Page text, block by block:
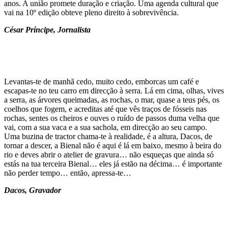
anos. A união promete duração e criação. Uma agenda cultural que
vai na 10º edição obteve pleno direito à sobrevivência.
César Príncipe, Jornalista
Levantas-te de manhã cedo, muito cedo, emborcas um café e
escapas-te no teu carro em direcção à serra. Lá em cima, olhas, vives
a serra, as árvores queimadas, as rochas, o mar, quase a teus pés, os
coelhos que fogem, e acreditas até que vês traços de fósseis nas
rochas, sentes os cheiros e ouves o ruído de passos duma velha que
vai, com a sua vaca e a sua sachola, em direcção ao seu campo.
Uma buzina de tractor chama-te à realidade, é a altura, Dacos, de
tornar a descer, a Bienal não é aqui é lá em baixo, mesmo à beira do
rio e deves abrir o atelier de gravura… não esqueças que ainda só
estás na tua terceira Bienal… eles já estão na décima… é importante
não perder tempo… então, apressa-te…
Dacos, Gravador